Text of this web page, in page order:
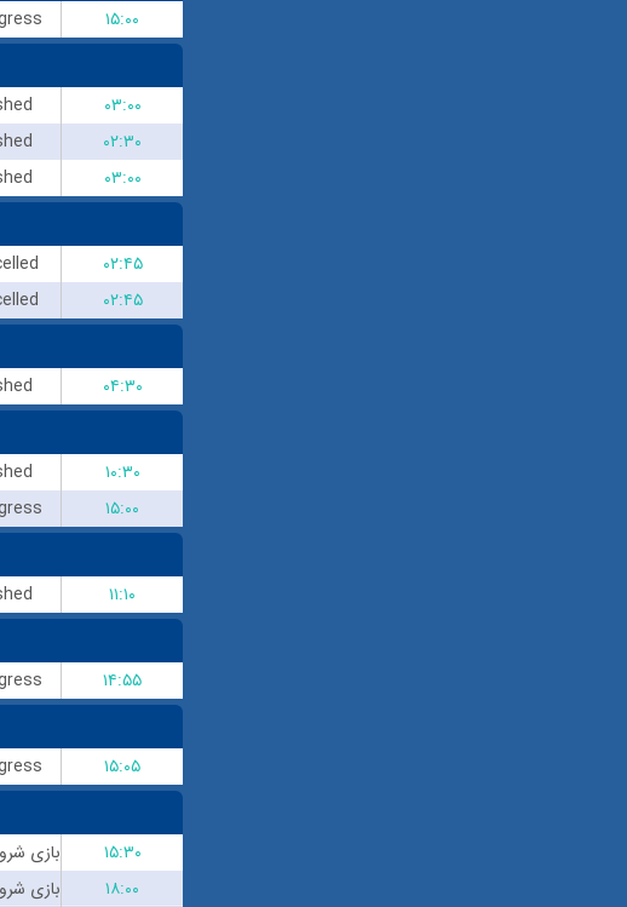
۱۵:۰۰
۰۳:۰۰
۰۲:۳۰
۰۳:۰۰
۰۲:۴۵
۰۲:۴۵
۰۴:۳۰
۱۰:۳۰
۱۵:۰۰
۱۱:۱۰
۱۴:۵۵
۱۵:۰۵
۱۵:۳۰
۱۸:۰۰